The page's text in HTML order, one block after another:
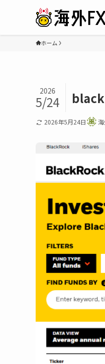
ホーム
2026
5/24
2026年5月24日